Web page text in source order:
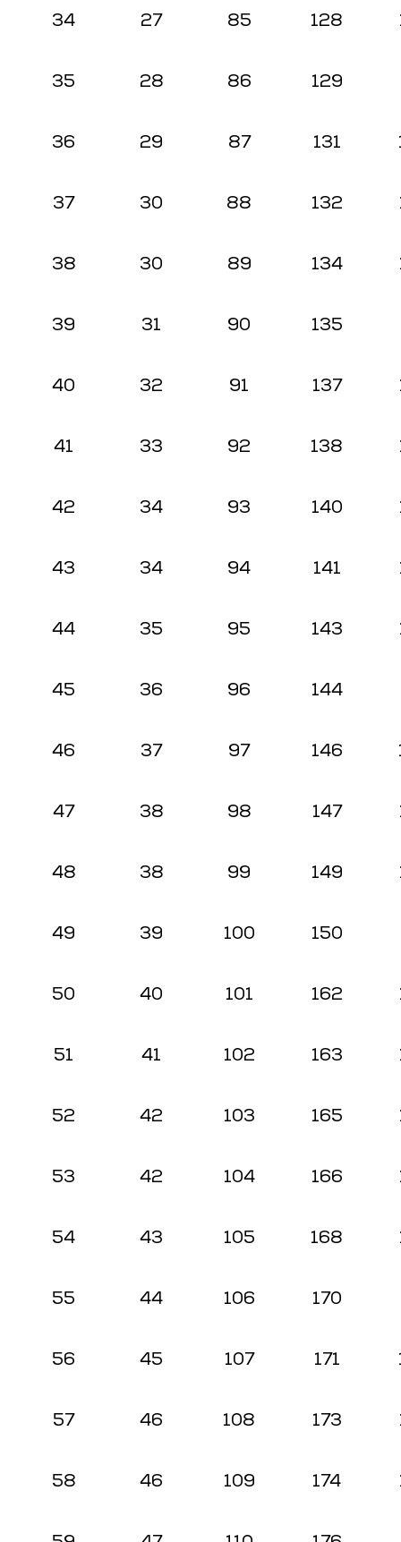
34 27 85 128
35 28 86 129
36 29 87 131
37 30 88 132
38 30 89 134
39 31 90 135
40 32 91 137
41 33 92 138
42 34 93 140
43 34 94 141
44 35 95 143
45 36 96 144
46 37 97 146
47 38 98 147
48 38 99 149
49 39 100 150
50 40 101 162
51 41 102 163
52 42 103 165
53 42 104 166
54 43 105 168
55 44 106 170
56 45 107 171
57 46 108 173
58 46 109 174